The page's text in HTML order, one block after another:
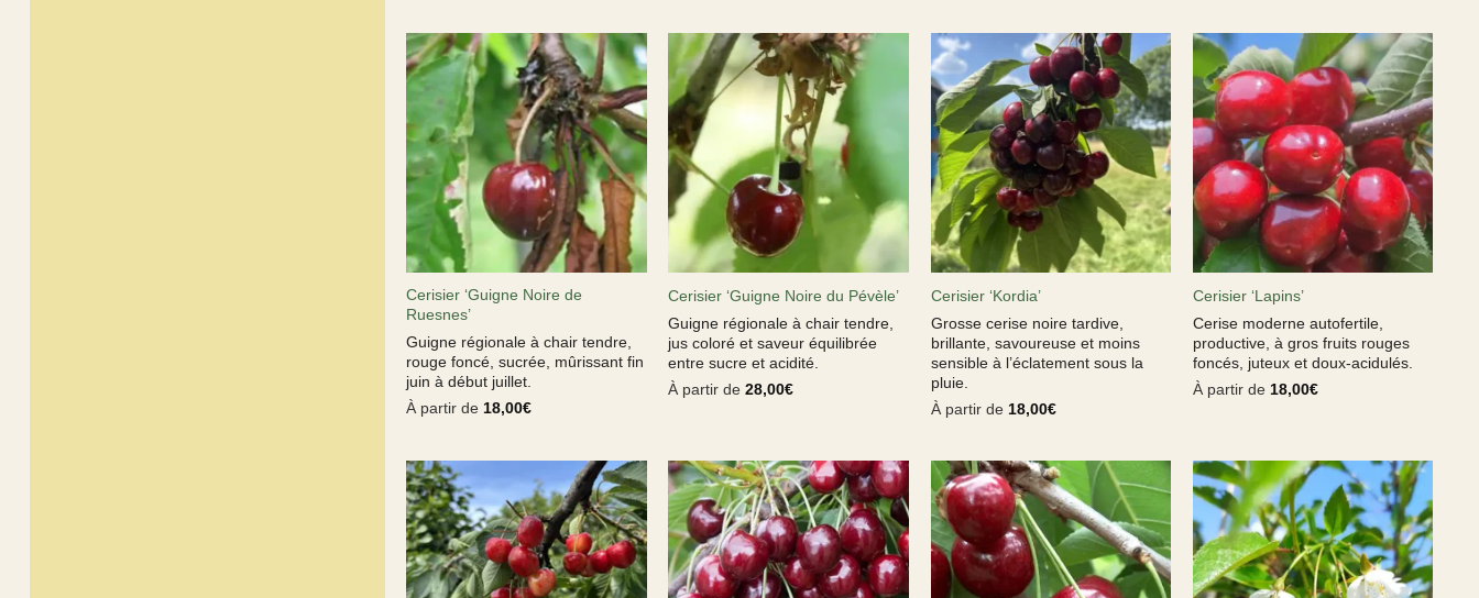
Cerisier ‘Guigne Noire de
Ruesnes’
Guigne régionale à chair tendre,
rouge foncé, sucrée, mûrissant fin
juin à début juillet.
À partir de18,00€
Cerisier ‘Guigne Noire du Pévèle’
Guigne régionale à chair tendre,
jus coloré et saveur équilibrée
entre sucre et acidité.
À partir de28,00€
Cerisier ‘Kordia’
Grosse cerise noire tardive,
brillante, savoureuse et moins
sensible à l’éclatement sous la
pluie.
À partir de 18,00€
Cerisier ‘Lapins’
Cerise moderne autofertile,
productive, à gros fruits rouges
foncés, juteux et doux-acidulés.
À partir de 18,00€